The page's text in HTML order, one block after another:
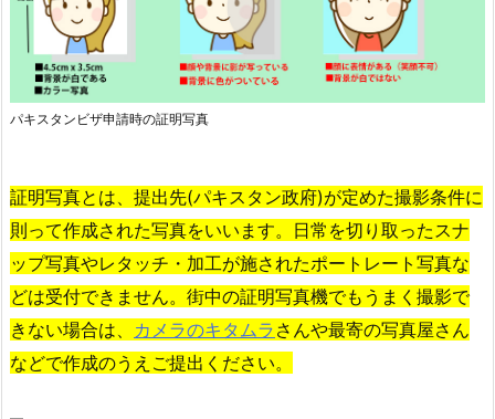
パキスタンビザ申請時の証明写真
証明写真とは、提出先(パキスタン政府)が定めた撮影条件に
則って作成された写真をいいます。日常を切り取ったスナ
ップ写真やレタッチ・加工が施されたポートレート写真な
どは受付できません。街中の証明写真機でもうまく撮影で
きない場合は、 カメラのキタムラ さんや最寄の写真屋さん
などで作成のうえご提出ください。